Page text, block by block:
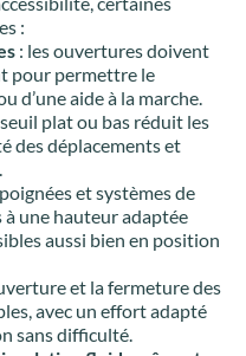
:
: les ouvertures doivent
pour permettre le
d’une aide à la marche.
plat ou bas réduit les
des déplacements et
et systèmes de
une hauteur adaptée
aussi bien en position
et la fermeture des
avec un effort adapté
sans difficulté.